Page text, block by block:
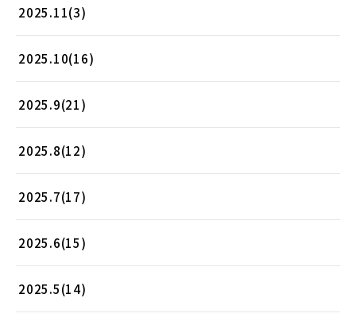
2025.11(3)
2025.10(16)
2025.9(21)
2025.8(12)
2025.7(17)
2025.6(15)
2025.5(14)